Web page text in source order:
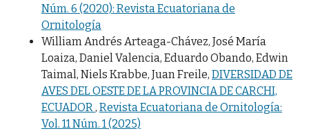
Núm. 6 (2020): Revista Ecuatoriana de
Ornitología
William Andrés Arteaga-Chávez, José María
Loaiza, Daniel Valencia, Eduardo Obando, Edwin
Taimal, Niels Krabbe, Juan Freile, DIVERSIDAD DE
AVES DEL OESTE DE LA PROVINCIA DE CARCHI,
ECUADOR, Revista Ecuatoriana de Ornitología:
Vol. 11 Núm. 1 (2025)